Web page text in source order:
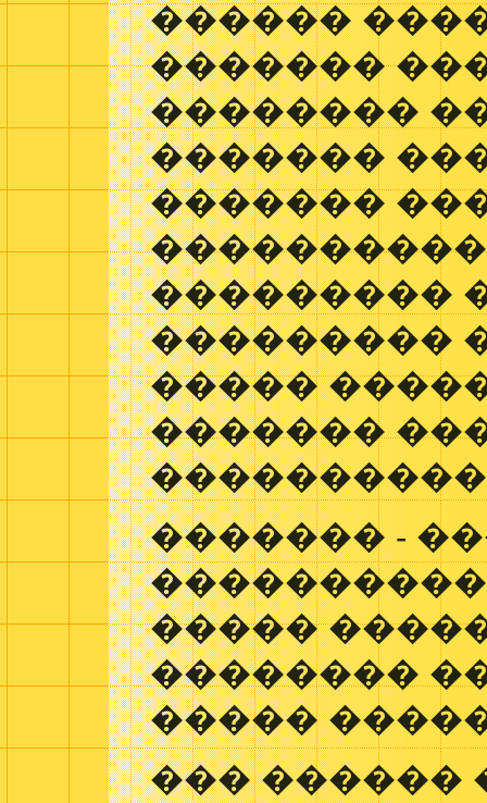
������
�������
��������
�������
�������
���������
���������
�����
�������
������� -
�����
��������
�����
��� ������